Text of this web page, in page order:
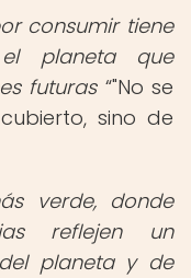
consumir tiene
planeta que
futuras "No se
sino de
verde, donde
reflejen un
planeta y de